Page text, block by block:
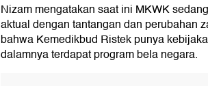
Nizam mengatakan saat ini MKWK
aktual dengan tantangan dan perubahan
bahwa Kemedikbud Ristek punya
dalamnya terdapat program bela negara.